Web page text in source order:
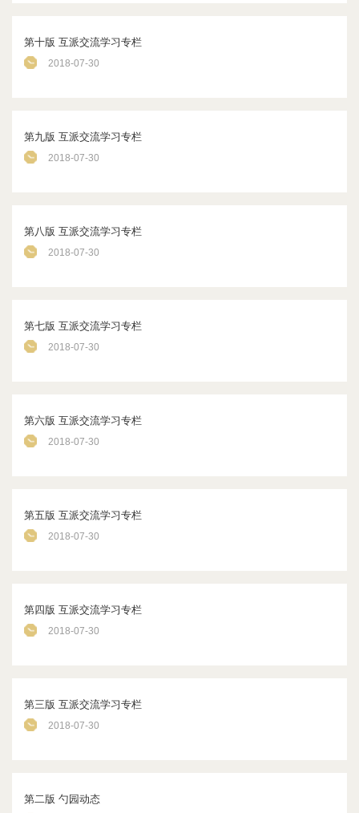
第十版 互派交流学习专栏
2018-07-30
第九版 互派交流学习专栏
2018-07-30
第八版 互派交流学习专栏
2018-07-30
第七版 互派交流学习专栏
2018-07-30
第六版 互派交流学习专栏
2018-07-30
第五版 互派交流学习专栏
2018-07-30
第四版 互派交流学习专栏
2018-07-30
第三版 互派交流学习专栏
2018-07-30
第二版 勺园动态